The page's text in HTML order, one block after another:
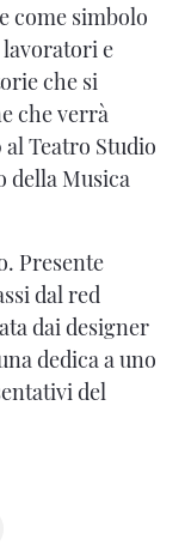
come simbolo
e
che si
che verrà
Teatro Studio
della Musica
Presente
dal red
dai designer
dedica a uno
del